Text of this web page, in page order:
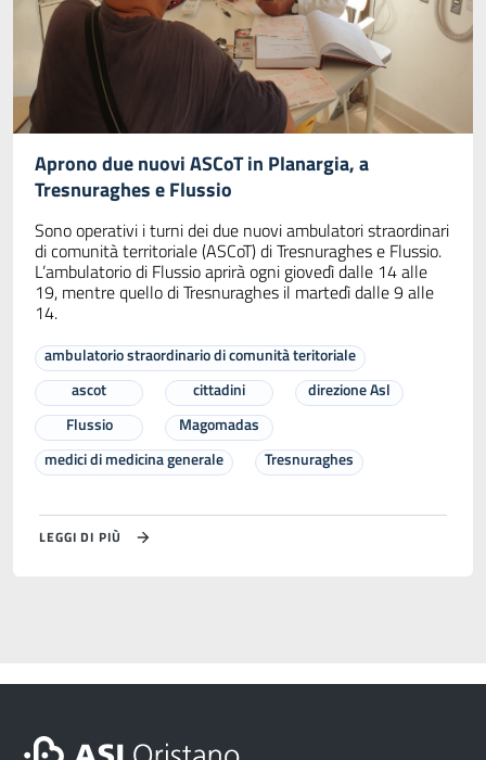
Aprono due nuovi ASCoT in Planargia, a
Tresnuraghes e Flussio
Sono operativi i turni dei due nuovi ambulatori straordinari
di comunità territoriale (ASCoT) di Tresnuraghes e Flussio.
L’ambulatorio di Flussio aprirà ogni giovedì dalle 14 alle
19, mentre quello di Tresnuraghes il martedì dalle 9 alle
14.
ambulatorio straordinario di comunità teritoriale
ascot
cittadini
direzione Asl
Flussio
Magomadas
medici di medicina generale
Tresnuraghes
LEGGI DI PIÙ